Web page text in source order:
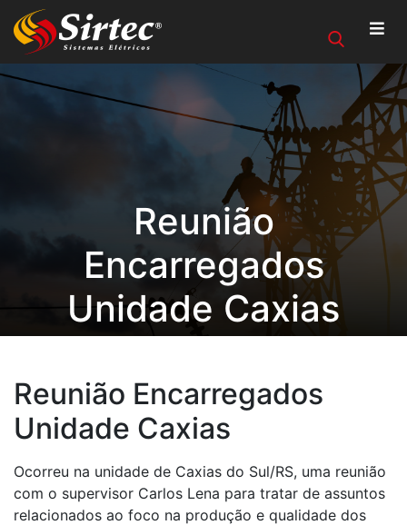
Reunião
Encarregados
Unidade Caxias
Reunião Encarregados
Unidade Caxias
Ocorreu na unidade de Caxias do Sul/RS, uma reunião
com o supervisor Carlos Lena para tratar de assuntos
relacionados ao foco na produção e qualidade dos